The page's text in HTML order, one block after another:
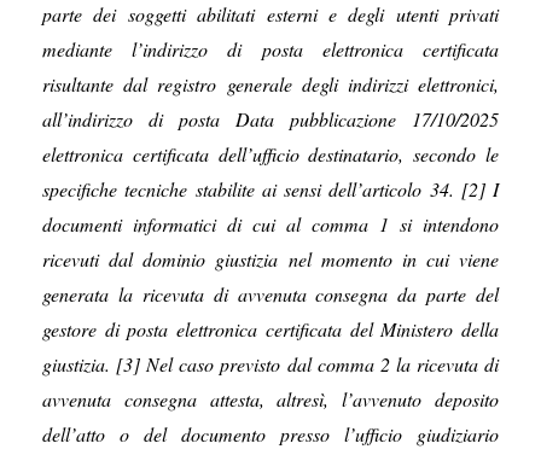
parte dei soggetti abilitati esterni e degli utenti privati
mediante l’indirizzo di posta elettronica certificata
risultante dal registro generale degli indirizzi elettronici,
all’indirizzo di posta Data pubblicazione 17/10/2025
elettronica certificata dell’ufficio destinatario, secondo le
specifiche tecniche stabilite ai sensi dell’articolo 34. [2] I
documenti informatici di cui al comma 1 si intendono
ricevuti dal dominio giustizia nel momento in cui viene
generata la ricevuta di avvenuta consegna da parte del
gestore di posta elettronica certificata del Ministero della
giustizia. [3] Nel caso previsto dal comma 2 la ricevuta di
avvenuta consegna attesta, altresì, l’avvenuto deposito
dell’atto o del documento presso l’ufficio giudiziario